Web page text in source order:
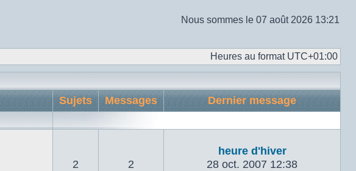
Nous sommes le 07 août 2026 13:21
Heures au format UTC+01:00
Sujets Messages
Dernier message
2 2
heure d'hiver
28 oct. 2007 12:38